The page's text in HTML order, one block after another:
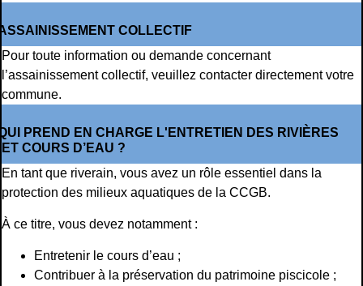
COLLECTIF
Pour toute information ou demande concernant
l’assainissement collectif, veuillez contacter directement votre
commune.
PREND EN CHARGE L'ENTRETIEN DES RIVIÈRES
ET COURS D’EAU ?
En tant que riverain, vous avez un rôle essentiel dans la
protection des milieux aquatiques de la CCGB.
À ce titre, vous devez notamment :
Entretenir le cours d’eau ;
Contribuer à la préservation du patrimoine piscicole ;